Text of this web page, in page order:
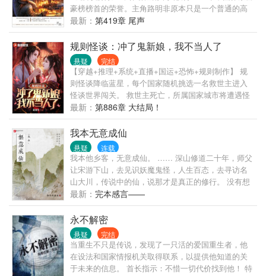
豪榜榜首的荣誉。主角路明非原本只是一个普通的高
中生，在申请留学的时候收到了来自屠龙学院——卡
塞尔学院的来信，从此开启了他不平凡的人生，在伙
伴陈墨瞳、楚子航、恺撒等人的帮助下，属于龙族的
神秘世界逐渐在他们面前展开，路明非神秘莫测的身
世也慢慢浮出水面。
最新： 第419章 尾声
规则怪谈：冲了鬼新娘，我不当人了
悬疑 完结
【穿越+推理+系统+直播+国运+恐怖+规则制作】 规
则怪谈降临蓝星，每个国家随机挑选一名救世主进入
怪谈世界闯关。 救世主死亡，所属国家城市将遭遇怪
谈侵袭。 赵羽被选中龙国代表，开局便是历代最高难
度规则副本【鬼新娘】。 1、你是一个儒雅的读书人，
不要失去你的风度让新娘失望！ 2、请每日辰时三刻亲
自帮新娘梳头！ …… 8、新娘很喜欢你，你也很喜欢
新娘，请给新娘一个完美的婚礼！ 必死的结局？赢家
系统启动！ 理智恢复，通关秘籍，干翻全球！ 当别人
还在送死的路上受苦，赵羽已经看着床上的鬼新娘露
出笑容。 “只有规则才能对抗规则，同志们，我不当人
了！！！”
最新： 第886章 大结局！
我本无意成仙
悬疑 连载
我本他乡客，无意成仙。 …… 深山修道二十年，师父
让宋游下山，去见识妖魔鬼怪，人生百态，去寻访名
山大川，传说中的仙，说那才是真正的修行。 没有想
到，走遍大江南北，仙人竟是我自己。
最新： 完本感言——
永不解密
悬疑 完结
当重生不只是传说，发现了一只活的爱国重生者，他
在设法和国家情报机关取得联系，以提供他知道的关
于未来的信息。 首长指示：不惜一切代价找到他！ 特